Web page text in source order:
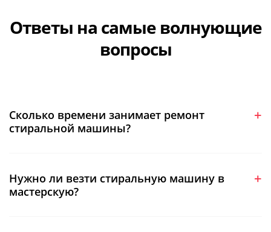
Ответы на самые волнующие
вопросы
Сколько времени занимает ремонт
стиральной машины?
Нужно ли везти стиральную машину в
мастерскую?